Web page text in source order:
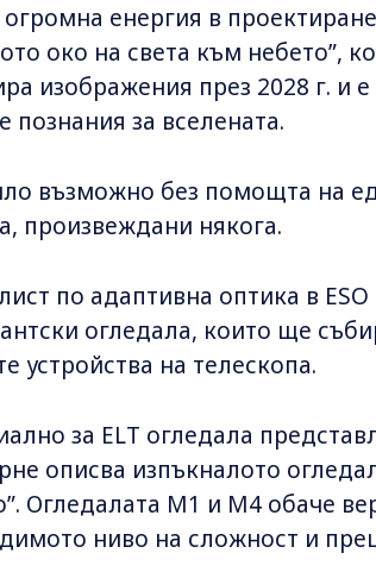
енергия в
око на света към небето”,
изображения през 2028 г. и
за вселената.
възможно без помощта на
произвеждани някога.
по адаптивна оптика в
огледала, които ще
устройства на телескопа.
за ELT огледала
описва изпъкналото
Огледалата M1 и M4 обаче
ниво на сложност и